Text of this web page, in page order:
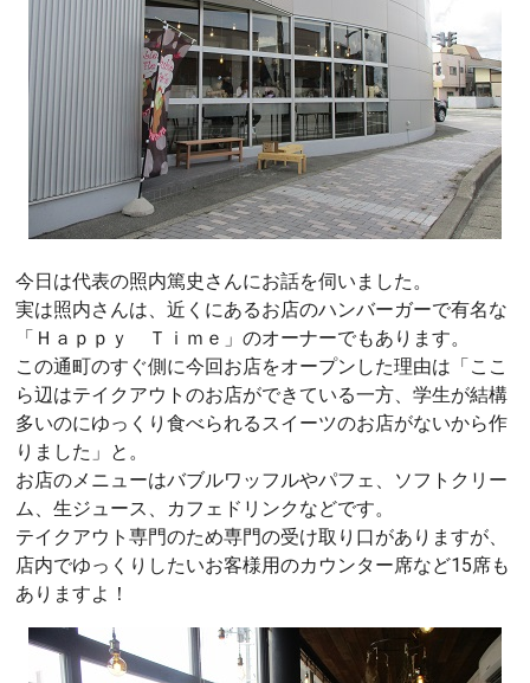
今日は代表の照内篤史さんにお話を伺いました。
実は照内さんは、近くにあるお店のハンバーガーで有名な
「Ｈａｐｐｙ Ｔｉｍｅ」のオーナーでもあります。
この通町のすぐ側に今回お店をオープンした理由は「ここ
ら辺はテイクアウトのお店ができている一方、学生が結構
多いのにゆっくり食べられるスイーツのお店がないから作
りました」と。
お店のメニューはバブルワッフルやパフェ、ソフトクリー
ム、生ジュース、カフェドリンクなどです。
テイクアウト専門のため専門の受け取り口がありますが、
店内でゆっくりしたいお客様用のカウンター席など15席も
ありますよ！